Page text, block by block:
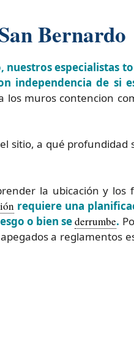
Bernardo
especialistas
independencia de si
los muros contencion
sitio, a qué profundidad
la ubicación y los
requiere una
o bien sederrumbe.
a reglamentos